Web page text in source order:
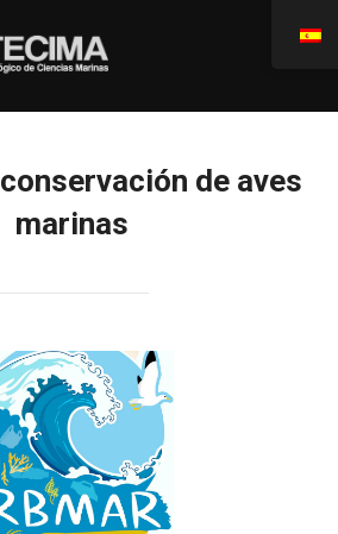
conservación de aves
marinas